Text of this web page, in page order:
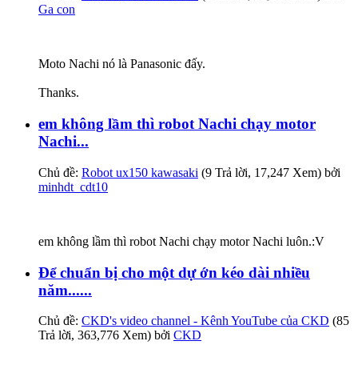
Ga con
Moto Nachi nó là Panasonic đấy.
Thanks.
em không lầm thì robot Nachi chạy motor
Nachi...
Chủ đề: Robot ux150 kawasaki (9 Trả lời, 17,247 Xem) bởi
minhdt_cdt10
em không lầm thì robot Nachi chạy motor Nachi luôn.:V
Để chuẩn bị cho một dự ớn kéo dài nhiều
năm......
Chủ đề: CKD's video channel - Kênh YouTube của CKD (85
Trả lời, 363,776 Xem) bởi CKD